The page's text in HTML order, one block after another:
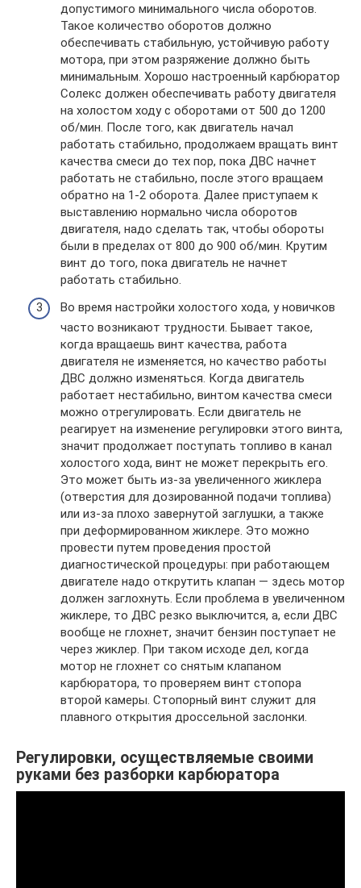
допустимого минимального числа оборотов.
Такое количество оборотов должно
обеспечивать стабильную, устойчивую работу
мотора, при этом разряжение должно быть
минимальным. Хорошо настроенный карбюратор
Солекс должен обеспечивать работу двигателя
на холостом ходу с оборотами от 500 до 1200
об/мин. После того, как двигатель начал
работать стабильно, продолжаем вращать винт
качества смеси до тех пор, пока ДВС начнет
работать не стабильно, после этого вращаем
обратно на 1-2 оборота. Далее приступаем к
выставлению нормально числа оборотов
двигателя, надо сделать так, чтобы обороты
были в пределах от 800 до 900 об/мин. Крутим
винт до того, пока двигатель не начнет
работать стабильно.
Во время настройки холостого хода, у новичков
часто возникают трудности. Бывает такое,
когда вращаешь винт качества, работа
двигателя не изменяется, но качество работы
ДВС должно изменяться. Когда двигатель
работает нестабильно, винтом качества смеси
можно отрегулировать. Если двигатель не
реагирует на изменение регулировки этого винта,
значит продолжает поступать топливо в канал
холостого хода, винт не может перекрыть его.
Это может быть из-за увеличенного жиклера
(отверстия для дозированной подачи топлива)
или из-за плохо завернутой заглушки, а также
при деформированном жиклере. Это можно
провести путем проведения простой
диагностической процедуры: при работающем
двигателе надо открутить клапан — здесь мотор
должен заглохнуть. Если проблема в увеличенном
жиклере, то ДВС резко выключится, а, если ДВС
вообще не глохнет, значит бензин поступает не
через жиклер. При таком исходе дел, когда
мотор не глохнет со снятым клапаном
карбюратора, то проверяем винт стопора
второй камеры. Стопорный винт служит для
плавного открытия дроссельной заслонки.
Регулировки, осуществляемые своими
руками без разборки карбюратора